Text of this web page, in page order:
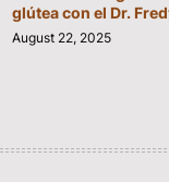
glútea con el Dr.
August 22, 2025